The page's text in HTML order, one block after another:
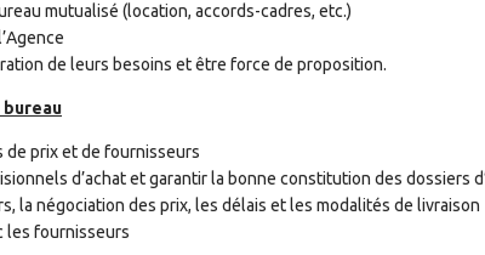
mutualisé (location, accords-cadres, etc.)
de leurs besoins et être force de proposition.
bureau
de prix et de fournisseurs
d’achat et garantir la bonne constitution des dossiers
la négociation des prix, les délais et les modalités de livraison
les fournisseurs